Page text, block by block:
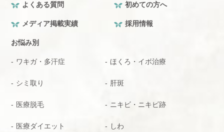
よくある質問 初めての方へ
メディア掲載実績 採用情報
お悩み別
ワキガ・多汗症 ほくろ・イボ治療
シミ取り 肝斑
医療脱毛 ニキビ・ニキビ跡
医療ダイエット しわ